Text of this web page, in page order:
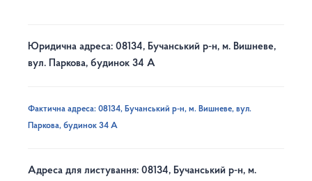
Юридична адреса: 08134, Бучанський р-н, м. Вишневе,
вул. Паркова, будинок 34 А
Фактична адреса: 08134, Бучанський р-н, м. Вишневе, вул.
Паркова, будинок 34 А
Адреса для листування: 08134, Бучанський р-н, м.